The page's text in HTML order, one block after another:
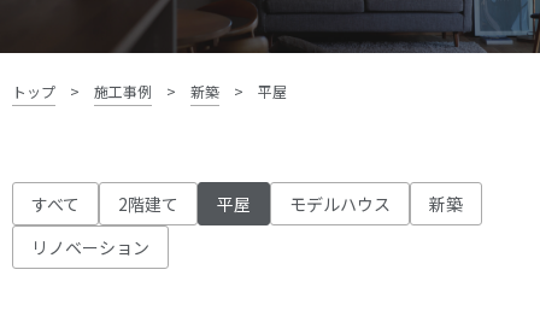
リフォーム・リノベーション
土地をお探しの方
スタッフブログ
お知らせ
会社概要
トップ > 施工事例 > 新築 > 平屋
すべて 2階建て 平屋 モデルハウス
新築
リノベーション